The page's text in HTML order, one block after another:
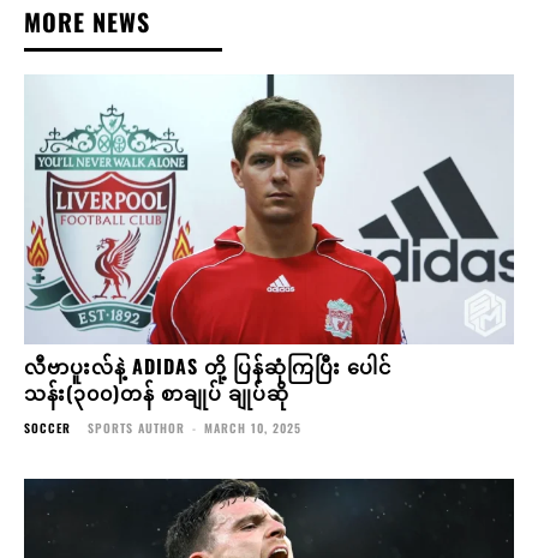
MORE NEWS
လီဗာပူးလ်နဲ့ ADIDAS တို့ ပြန်ဆုံကြပြီး ပေါင်
သန်း(၃၀၀)တန် စာချုပ် ချုပ်ဆို
SOCCER SPORTS AUTHOR - MARCH 10, 2025